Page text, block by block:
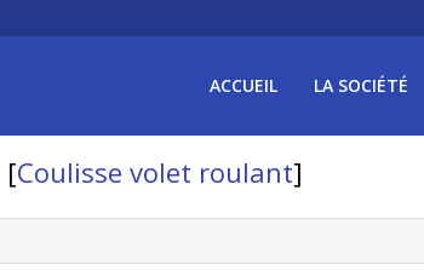
ACCUEIL LA SOCIÉTÉ
[Coulisse volet roulant]